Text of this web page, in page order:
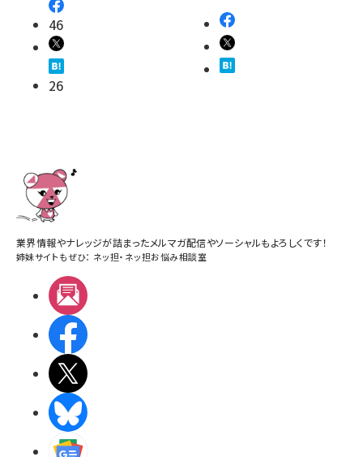
46
26
業界情報やナレッジが詰まったメルマガ配信やソーシャルもよろしくです！
姉妹サイトもぜひ： ネッ担・ ネッ担お悩み相談室